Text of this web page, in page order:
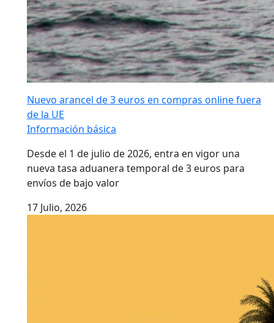
Nuevo arancel de 3 euros en compras online fuera
de la UE
Información básica
Desde el 1 de julio de 2026, entra en vigor una
nueva tasa aduanera temporal de 3 euros para
envíos de bajo valor
17 Julio, 2026